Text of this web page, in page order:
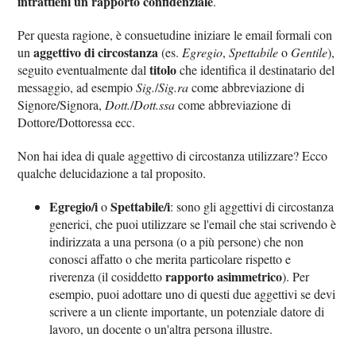
Per questa ragione, è consuetudine iniziare le email formali con
unaggettivo di circostanza(es. Egregio,SpettabileoGentile),
seguito eventualmente daltitoloche identifica il destinatario del
messaggio, ad esempioSig./Sig.racome abbreviazione di
Signore/Signora, Dott./Dott.ssacome abbreviazione di
Dottore/Dottoressa ecc.
Non hai idea di quale aggettivo di circostanza utilizzare? Ecco
qualche delucidazione a tal proposito.
Egregio/ioSpettabile/i: sono gli aggettivi di circostanza
generici, che puoi utilizzare se l'email che stai scrivendo è
indirizzata a una persona (o a più persone) che non
conosci affatto o che merita particolare rispetto e
riverenza (il cosiddettorapporto asimmetrico). Per
esempio, puoi adottare uno di questi due aggettivi se devi
scrivere a un cliente importante, un potenziale datore di
lavoro, un docente o un'altra persona illustre.